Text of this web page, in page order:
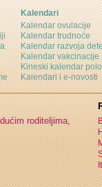
Kalendari
Kalendar ovulacije
Kalendar trudnoće
Kalendar razvoja
Kalendar vakcinacije
Kineski kalendar
Kalendari i e-novosti
roditeljima,